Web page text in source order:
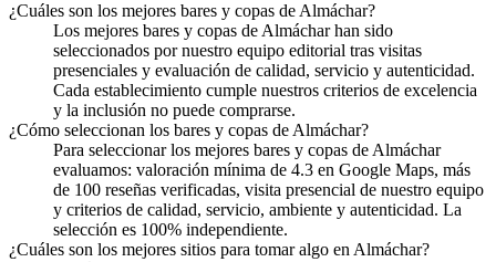
¿Cuáles son los mejores bares y copas de Almáchar?
Los mejores bares y copas de Almáchar han sido
seleccionados por nuestro equipo editorial tras visitas
presenciales y evaluación de calidad, servicio y autenticidad.
Cada establecimiento cumple nuestros criterios de excelencia
y la inclusión no puede comprarse.
¿Cómo seleccionan los bares y copas de Almáchar?
Para seleccionar los mejores bares y copas de Almáchar
evaluamos: valoración mínima de 4.3 en Google Maps, más
de 100 reseñas verificadas, visita presencial de nuestro equipo
y criterios de calidad, servicio, ambiente y autenticidad. La
selección es 100% independiente.
¿Cuáles son los mejores sitios para tomar algo en Almáchar?